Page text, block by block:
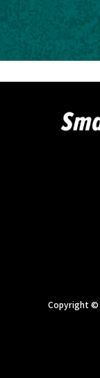
Copyright ©